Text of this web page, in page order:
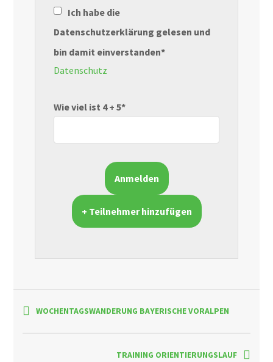
Ich habe die
Datenschutzerklärung gelesen und
bin damit einverstanden*
Datenschutz
Wie viel ist 4 + 5*
+ Teilnehmer hinzufügen
WOCHENTAGSWANDERUNG BAYERISCHE VORALPEN
TRAINING ORIENTIERUNGSLAUF